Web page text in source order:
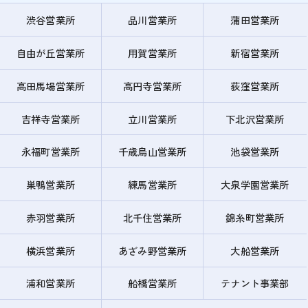
渋谷営業所 品川営業所 蒲田営業所
自由が丘営業所 用賀営業所 新宿営業所
高田馬場営業所 高円寺営業所 荻窪営業所
吉祥寺営業所 立川営業所 下北沢営業所
永福町営業所 千歳烏山営業所 池袋営業所
巣鴨営業所 練馬営業所 大泉学園営業所
赤羽営業所 北千住営業所 錦糸町営業所
横浜営業所 あざみ野営業所 大船営業所
浦和営業所 船橋営業所 テナント事業部